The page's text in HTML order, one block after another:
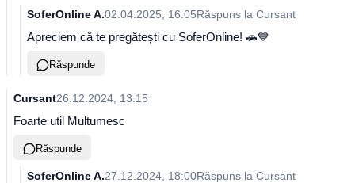
SoferOnline A.02.04.2025, 16:05Răspuns la Cursant
Apreciem că te pregătești cu SoferOnline! 🚗💙
Răspunde
Cursant26.12.2024, 13:15
Foarte util Multumesc
Răspunde
SoferOnline A.27.12.2024, 18:00Răspuns la Cursant